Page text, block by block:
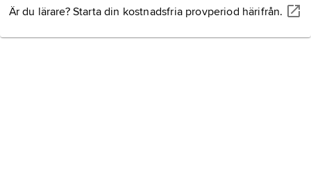
Är du lärare? Starta din kostnadsfria provperiod härifrån.